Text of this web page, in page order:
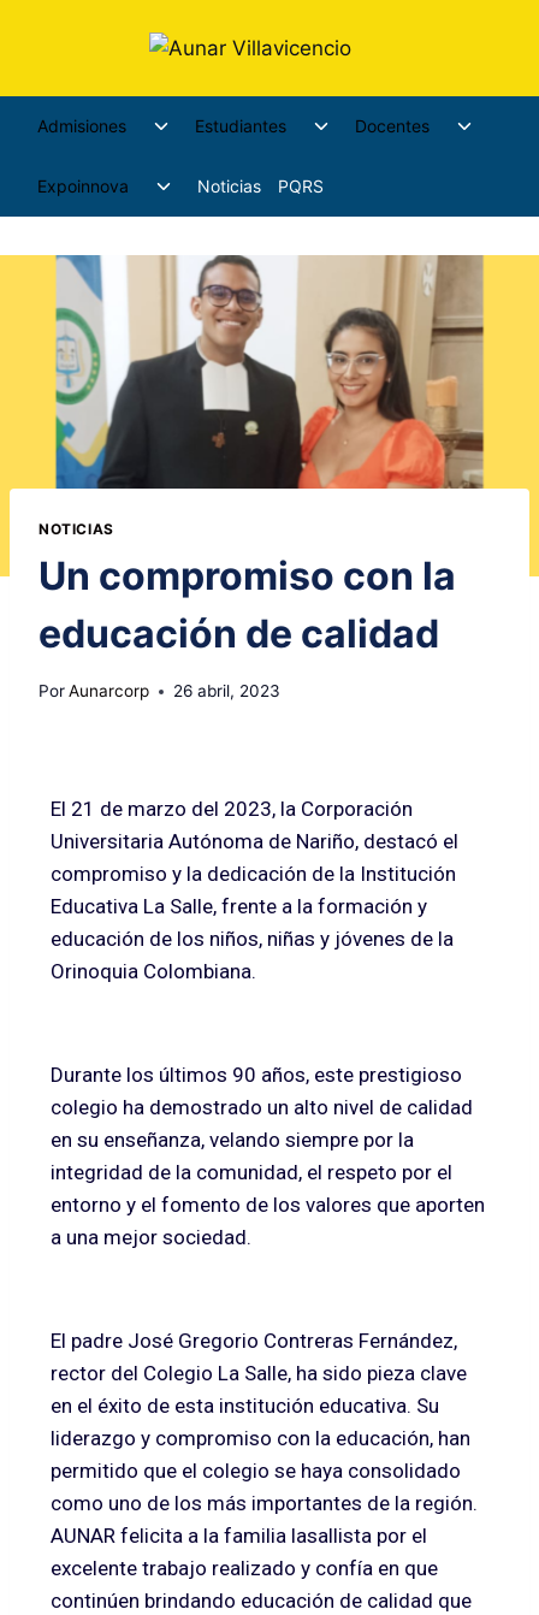
Admisiones Estudiantes Docentes
Expoinnova Noticias PQRS
NOTICIAS
Un compromiso con la
educación de calidad
PorAunarcorp 26 abril, 2023
El 21 de marzo del 2023, la Corporación
Universitaria Autónoma de Nariño, destacó el
compromiso y la dedicación de la Institución
Educativa La Salle, frente a la formación y
educación de los niños, niñas y jóvenes de la
Orinoquia Colombiana.
Durante los últimos 90 años, este prestigioso
colegio ha demostrado un alto nivel de calidad
en su enseñanza, velando siempre por la
integridad de la comunidad, el respeto por el
entorno y el fomento de los valores que aporten
a una mejor sociedad.
El padre José Gregorio Contreras Fernández,
rector del Colegio La Salle, ha sido pieza clave
en el éxito de esta institución educativa. Su
liderazgo y compromiso con la educación, han
permitido que el colegio se haya consolidado
como uno de los más importantes de la región.
AUNAR felicita a la familia lasallista por el
excelente trabajo realizado y confía en que
continúen brindando educación de calidad que